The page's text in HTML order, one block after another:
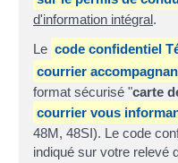
d'information intégral.
Le code confidentiel
courrier
format sécurisé "carte
courrier vous
48M, 48SI). Le code
indiqué sur votre relevé